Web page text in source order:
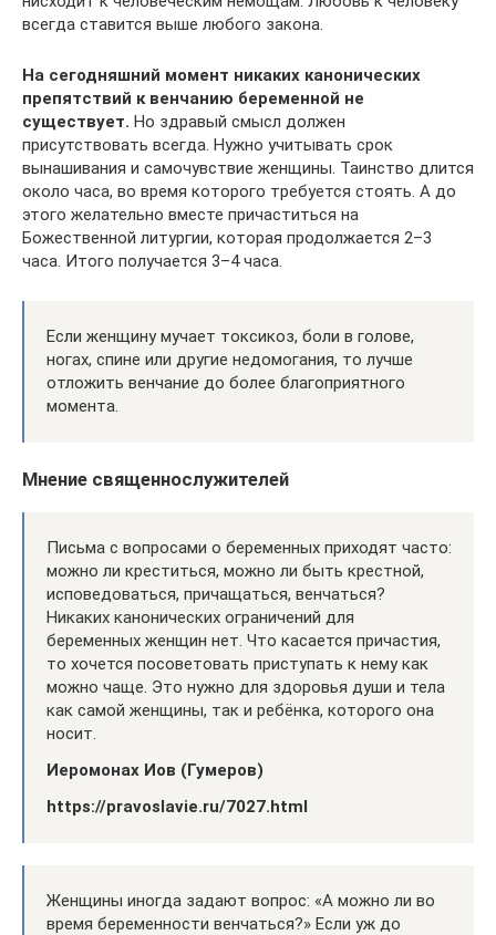
всегда ставится выше любого закона.
На сегодняшний момент никаких канонических
препятствий к венчанию беременной не
существует. Но здравый смысл должен
присутствовать всегда. Нужно учитывать срок
вынашивания и самочувствие женщины. Таинство длится
около часа, во время которого требуется стоять. А до
этого желательно вместе причаститься на
Божественной литургии, которая продолжается 2–3
часа. Итого получается 3–4 часа.
Если женщину мучает токсикоз, боли в голове,
ногах, спине или другие недомогания, то лучше
отложить венчание до более благоприятного
момента.
Мнение священнослужителей
Письма с вопросами о беременных приходят часто:
можно ли креститься, можно ли быть крестной,
исповедоваться, причащаться, венчаться?
Никаких канонических ограничений для
беременных женщин нет. Что касается причастия,
то хочется посоветовать приступать к нему как
можно чаще. Это нужно для здоровья души и тела
как самой женщины, так и ребёнка, которого она
носит.
Иеромонах Иов (Гумеров)
https://pravoslavie.ru/7027.html
Женщины иногда задают вопрос: «А можно ли во
время беременности венчаться?» Если уж до